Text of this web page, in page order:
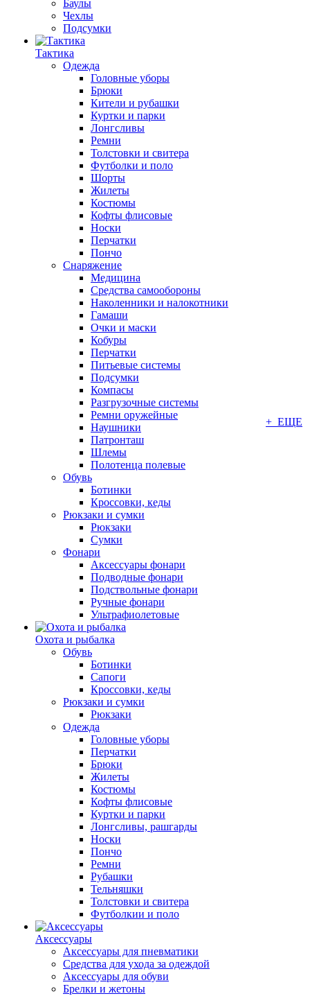
Баулы
Чехлы
Подсумки
Тактика
Одежда
Головные уборы
Брюки
Кители и рубашки
Куртки и парки
Лонгсливы
Ремни
Толстовки и свитера
Футболки и поло
Шорты
Жилеты
Костюмы
Кофты флисовые
Носки
Перчатки
Пончо
Снаряжение
Медицина
Средства самообороны
Наколенники и налокотники
Гамаши
Очки и маски
Кобуры
Перчатки
Питьевые системы
Подсумки
Компасы
Разгрузочные системы
Ремни оружейные
Наушники
Патронташ
Шлемы
Полотенца полевые
Обувь
Ботинки
Кроссовки, кеды
Рюкзаки и сумки
Рюкзаки
Сумки
Фонари
Аксессуары фонари
Подводные фонари
Подствольные фонари
Ручные фонари
Ультрафиолетовые
Охота и рыбалка
Обувь
Ботинки
Сапоги
Кроссовки, кеды
Рюкзаки и сумки
Рюкзаки
Одежда
Головные уборы
Перчатки
Брюки
Жилеты
Костюмы
Кофты флисовые
Куртки и парки
Лонгсливы, рашгарды
Носки
Пончо
Ремни
Рубашки
Тельняшки
Толстовки и свитера
Футболкии и поло
Аксессуары
Аксессуары для пневматики
Средства для ухода за одеждой
Аксессуары для обуви
Брелки и жетоны
+ ЕЩЕ